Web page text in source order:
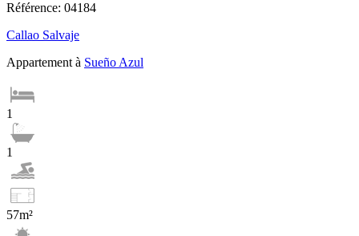
Référence: 04184
Callao Salvaje
Appartement à Sueño Azul
1
1
57m²